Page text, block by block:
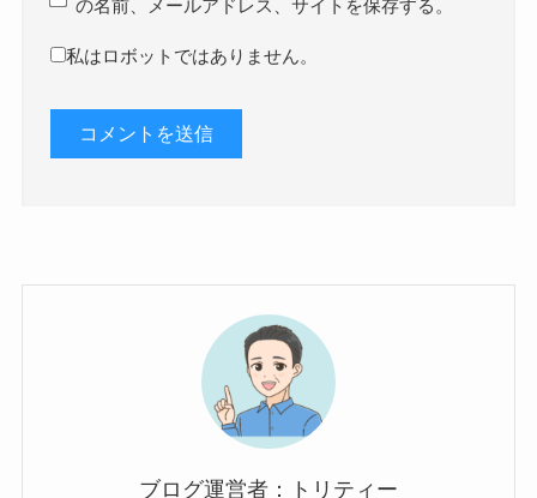
の名前、メールアドレス、サイトを保存する。
私はロボットではありません。
ブログ運営者：トリティー